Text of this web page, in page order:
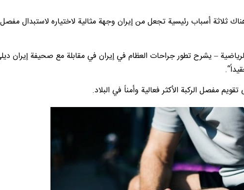
ثلاثة أسباب رئيسية تجعل من إيران وجهة مثالية لاختياره لاستبدال مفصل
– يشرح تطور جراحات العظام في إيران في مقابلة مع صحيفة إيران
مفصل الركبة الأكثر فعالية وأمناً في البلاد.